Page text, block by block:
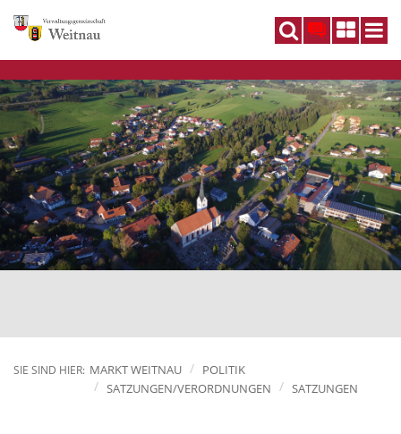
DE
SIE SIND HIER: MARKT WEITNAU
POLITIK
SATZUNGEN/VERORDNUNGEN
SATZUNGEN